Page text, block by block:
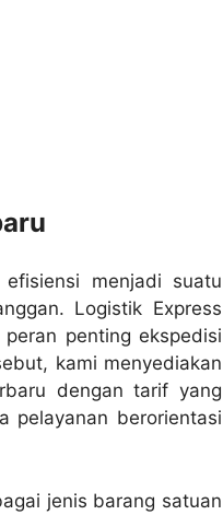
menjadi suatu
Logistik Express
penting ekspedisi
kami menyediakan
dengan tarif yang
pelayanan berorientasi
jenis barang satuan